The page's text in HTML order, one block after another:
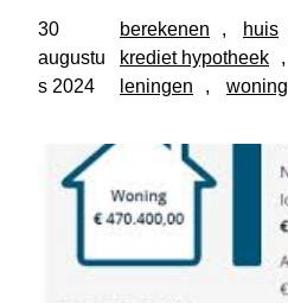
30
augustu
s 2024
berekenen , huis
krediet hypotheek
,
leningen
, woning